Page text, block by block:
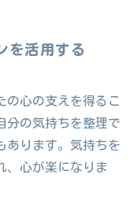
を活用する
の心の支えを得るこ
分の気持ちを整理で
あります。気持ちを
、心が楽になりま